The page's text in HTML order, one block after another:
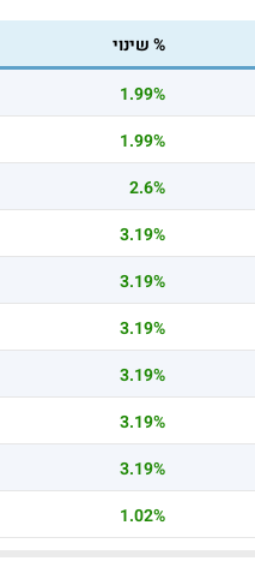
% שינוי
1.99%
1.99%
2.6%
3.19%
3.19%
3.19%
3.19%
3.19%
3.19%
1.02%